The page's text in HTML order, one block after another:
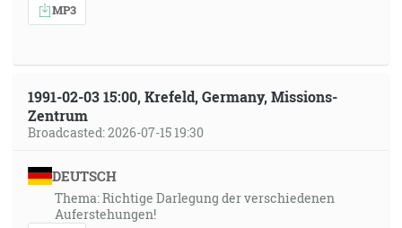
MP3
1991-02-03 15:00, Krefeld, Germany, Missions-
Zentrum
Broadcasted: 2026-07-15 19:30
DEUTSCH
Thema: Richtige Darlegung der verschiedenen
Auferstehungen!